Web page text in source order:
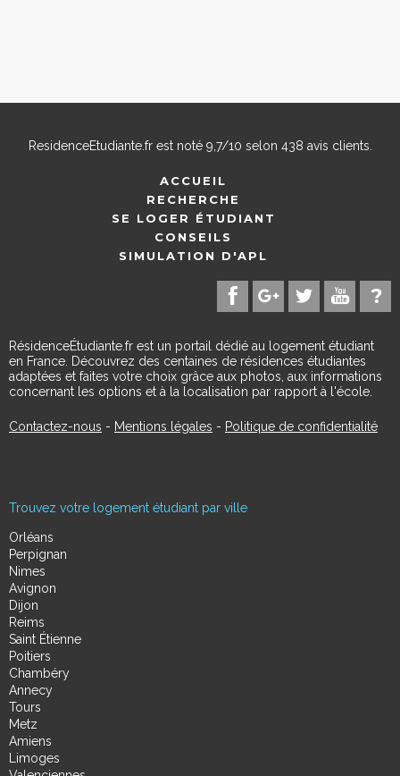
ResidenceEtudiante.frest noté 9,7/10 selon 438 avis clients.
ACCUEIL
RECHERCHE
SE LOGER ÉTUDIANT
CONSEILS
SIMULATION D'APL
RésidenceÉtudiante.fr est un portail dédié au logement étudiant
en France. Découvrez des centaines de résidences étudiantes
adaptées et faites votre choix grâce aux photos, aux informations
concernant les options et à la localisation par rapport à l'école.
Contactez-nous - Mentions légales - Politique de confidentialité
Trouvez votre logement étudiant par ville
Orléans
Perpignan
Nimes
Avignon
Dijon
Reims
Saint Étienne
Poitiers
Chambéry
Annecy
Tours
Metz
Amiens
Limoges